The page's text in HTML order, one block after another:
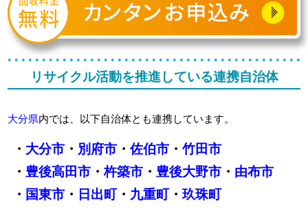
リサイクル活動を推進している連携自治体
大分県内では、以下自治体とも連携しています。
・ 大分市・ 別府市・ 佐伯市・ 竹田市
・ 豊後高田市・杵築市・ 豊後大野市・ 由布市
・ 国東市・ 日出町・ 九重町・ 玖珠町